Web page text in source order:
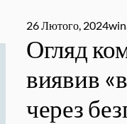
26 Лютого, 2024
Огляд
виявив
через